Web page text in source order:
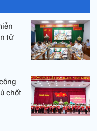
tử
chốt